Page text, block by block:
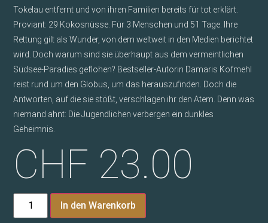
Tokelau entfernt und von ihren Familien bereits für tot erklärt.
Proviant: 29 Kokosnüsse. Für 3 Menschen und 51 Tage. Ihre
Rettung gilt als Wunder, von dem weltweit in den Medien berichtet
wird. Doch warum sind sie überhaupt aus dem vermeintlichen
Südsee-Paradies geflohen? Bestseller-Autorin Damaris Kofmehl
reist rund um den Globus, um das herauszufinden. Doch die
Antworten, auf die sie stößt, verschlagen ihr den Atem. Denn was
niemand ahnt: Die Jugendlichen verbergen ein dunkles
Geheimnis.
CHF 23.00
In den Warenkorb